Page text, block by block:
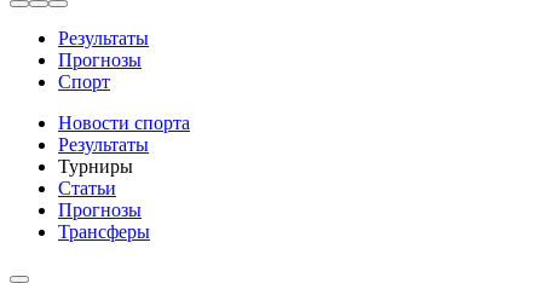
Результаты
Прогнозы
Спорт
Новости спорта
Результаты
Турниры
Статьи
Прогнозы
Трансферы